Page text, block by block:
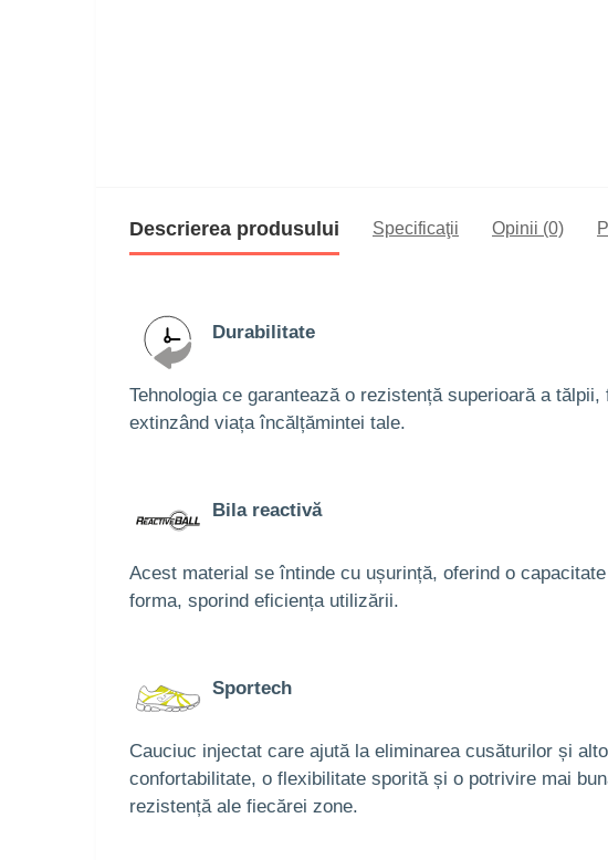
Descrierea produsului Specificaţii Opinii (0)
Durabilitate
Tehnologia ce garantează o rezistență superioară a
extinzând viața încălțămintei tale.
Bila reactivă
Acest material se întinde cu ușurință, oferind o
forma, sporind eficiența utilizării.
Sportech
Cauciuc injectat care ajută la eliminarea cusăturilor și
confortabilitate, o flexibilitate sporită și o potrivire mai
rezistență ale fiecărei zone.